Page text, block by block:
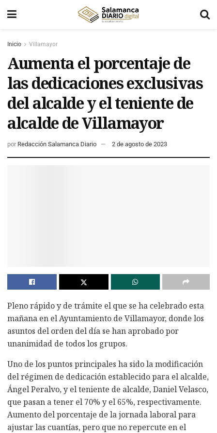
Inicio Villamayor
Aumenta el porcentaje de
las dedicaciones exclusivas
del alcalde y el teniente de
alcalde de Villamayor
por Redacción Salamanca Diario 2 de agosto de 2023
Pleno rápido y de trámite el que se ha celebrado esta
mañana en el Ayuntamiento de Villamayor, donde los
asuntos del orden del día se han aprobado por
unanimidad de todos los grupos.
Uno de los puntos principales ha sido la modificación
del régimen de dedicación establecido para el alcalde,
Ángel Peralvo, y el teniente de alcalde, Daniel Velasco,
que pasan a tener el 70% y el 65%, respectivamente.
Aumento del porcentaje de la jornada laboral para
ajustar las cuantías, pero que no repercute en el